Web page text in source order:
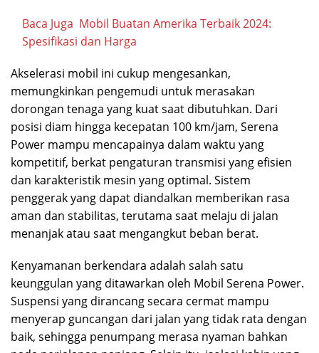
Baca Juga Mobil Buatan Amerika Terbaik 2024:
Spesifikasi dan Harga
Akselerasi mobil ini cukup mengesankan,
memungkinkan pengemudi untuk merasakan
dorongan tenaga yang kuat saat dibutuhkan. Dari
posisi diam hingga kecepatan 100 km/jam, Serena
Power mampu mencapainya dalam waktu yang
kompetitif, berkat pengaturan transmisi yang efisien
dan karakteristik mesin yang optimal. Sistem
penggerak yang dapat diandalkan memberikan rasa
aman dan stabilitas, terutama saat melaju di jalan
menanjak atau saat mengangkut beban berat.
Kenyamanan berkendara adalah salah satu
keunggulan yang ditawarkan oleh Mobil Serena Power.
Suspensi yang dirancang secara cermat mampu
menyerap guncangan dari jalan yang tidak rata dengan
baik, sehingga penumpang merasa nyaman bahkan